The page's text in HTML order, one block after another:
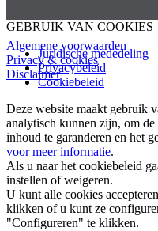
Algemene voorwaarden
Privacy & cookies
Disclaimer
GEBRUIK VAN COOKIES
Juridische mededeling
Privacybeleid
Cookiebeleid
Deze website maakt gebruik
analytisch kunnen zijn, om
inhoud te garanderen en het
voor meer informatie.
Als u naar het cookiebeleid
instellen of weigeren.
U kunt alle cookies
klikken of u kunt ze
"Configureren" te klikken.